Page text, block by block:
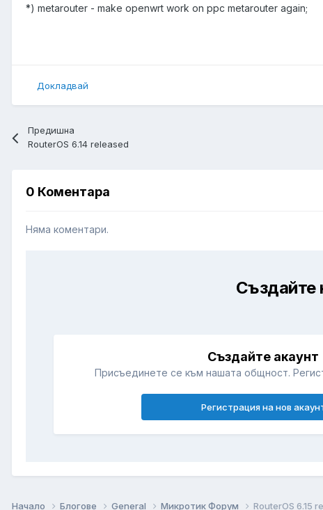
*) metarouter - make openwrt work on ppc metarouter again;
Докладвай
Предишна
RouterOS 6.14 released
0 Коментара
Няма коментари.
Създайте
Създайте акаунт
Присъединете се към нашата общност.
Регистрация на нов
Начало Блогове General Микротик Форум RouterOS 6.15